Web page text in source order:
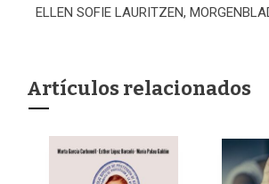
ELLEN SOFIE LAURITZEN,
Artículos relacionados